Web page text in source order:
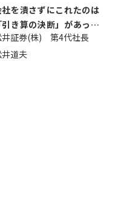
社を潰さずにこれたのは
引き算の決断」があった
井証券(株) 第4代社長
道夫